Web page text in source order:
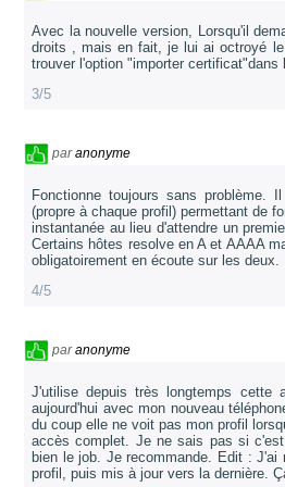
Avec la nouvelle version, Lorsqu'il
droits , mais en fait, je lui ai octroyé
trouver l'option "importer certificat"dans
3/5
paranonyme
Fonctionne toujours sans problème.
(propre à chaque profil) permettant de
instantanée au lieu d'attendre un
Certains hôtes resolve en A et AAAA
obligatoirement en écoute sur les deux.
4/5
paranonyme
J'utilise depuis très longtemps cette
aujourd'hui avec mon nouveau
du coup elle ne voit pas mon profil
accès complet. Je ne sais pas si
bien le job. Je recommande. Edit :
profil, puis mis à jour vers la dernière.